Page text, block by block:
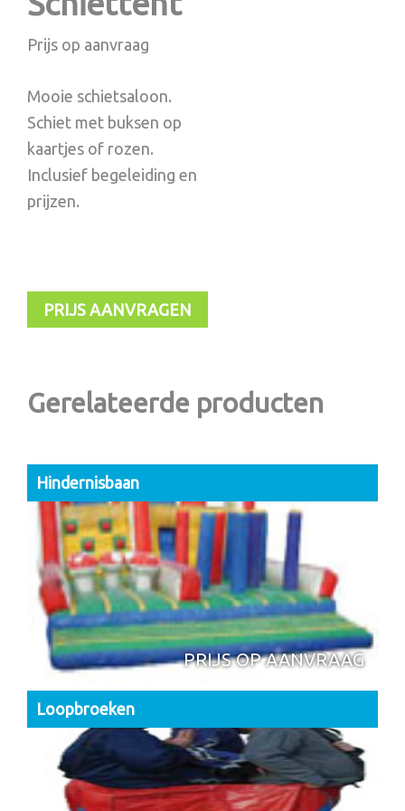
Prijs op aanvraag
Mooie schietsaloon.
Schiet met buksen op
kaartjes of rozen.
Inclusief begeleiding en
prijzen.
PRIJS AANVRAGEN
Gerelateerde producten
Hindernisbaan
PRIJS OP AANVRAAG
Loopbroeken